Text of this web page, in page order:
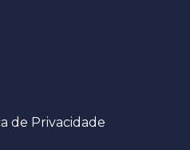
de Privacidade